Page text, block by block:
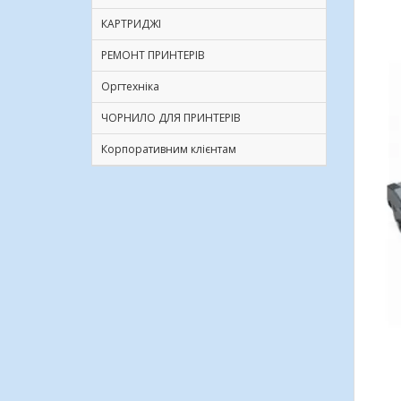
КАРТРИДЖІ
РЕМОНТ ПРИНТЕРІВ
Оргтехніка
ЧОРНИЛО ДЛЯ ПРИНТЕРІВ
Корпоративним клієнтам